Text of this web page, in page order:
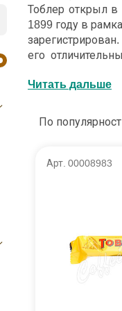
Тоблер открыл
1899 году в
его
удлиненного
шоколадный
Безупречный
молоко, сахар
каталоге видов
ассортименте
начинкой в
является
бережно
подверглись ни
Читать дальше
По
Арт. 00008983